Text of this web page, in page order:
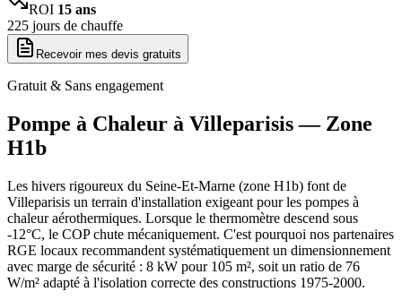
ROI 15 ans
225 jours de chauffe
Recevoir mes devis gratuits
Gratuit & Sans engagement
Pompe à Chaleur à Villeparisis— Zone
H1b
Les hivers rigoureux du Seine-Et-Marne (zone H1b) font de
Villeparisis un terrain d'installation exigeant pour les pompes à
chaleur aérothermiques. Lorsque le thermomètre descend sous
-12°C, le COP chute mécaniquement. C'est pourquoi nos partenaires
RGE locaux recommandent systématiquement un dimensionnement
avec marge de sécurité : 8 kW pour 105 m², soit un ratio de 76
W/m² adapté à l'isolation correcte des constructions 1975-2000.